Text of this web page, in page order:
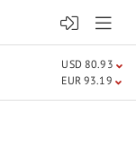
USD 80.93
EUR 93.19